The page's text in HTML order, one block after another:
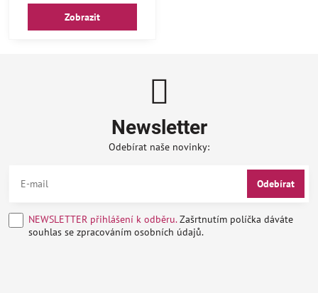
Zobrazit
Newsletter
Odebírat naše novinky:
Odebírat
NEWSLETTER přihlášení k odběru.Zašrtnutím políčka dáváte
souhlas se zpracováním osobních údajů.